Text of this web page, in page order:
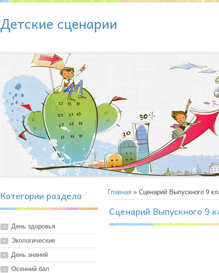
Детские сценарии
Категории раздела
День здоровья
Экологические
День знаний
Осенний бал
Главная » Сценарий Выпускного 9
Сценарий Выпускного 9